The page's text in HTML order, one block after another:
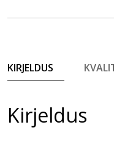
KIRJELDUS
Kirjeldus